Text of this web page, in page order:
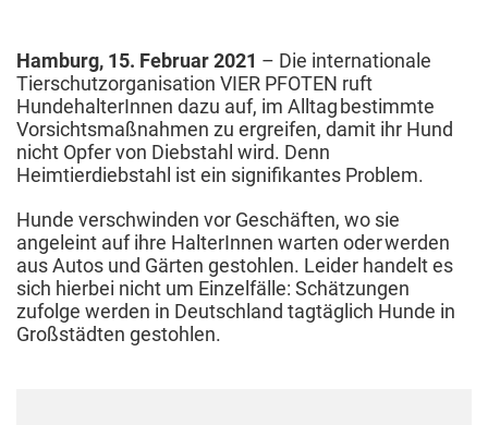
Hamburg, 15. Februar 2021 – Die internationale
Tierschutzorganisation VIER PFOTEN ruft
HundehalterInnen dazu auf, im Alltag bestimmte
Vorsichtsmaßnahmen zu ergreifen, damit ihr Hund
nicht Opfer von Diebstahl wird. Denn
Heimtierdiebstahl ist ein signifikantes Problem.
Hunde verschwinden vor Geschäften, wo sie
angeleint auf ihre HalterInnen warten oder werden
aus Autos und Gärten gestohlen. Leider handelt es
sich hierbei nicht um Einzelfälle: Schätzungen
zufolge werden in Deutschland tagtäglich Hunde in
Großstädten gestohlen.